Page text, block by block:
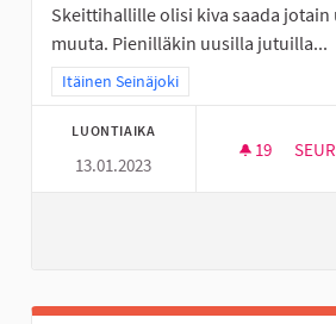
Skeittihallille olisi kiva saada jotain
muuta. Pienilläkin uusilla jutuilla...
Rajaa tulokset teeman mukaan: Itäinen
Itäinen Seinäjoki
LUONTIAIKA
13.01.2023
19 19